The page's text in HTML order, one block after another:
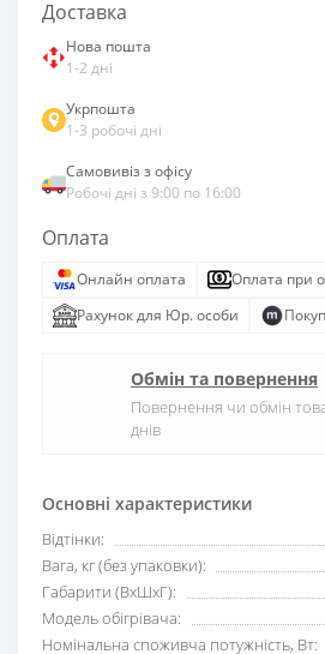
Основні характеристики
Відтінки:
Вага, кг (без упаковки):
Габарити (ВхШхГ):
Модель обігрівача:
Номінальна споживча потужність, Вт:
Доставка
Нова пошта
1-2 дні
Укрпошта
1-3 робочі дні
Самовивіз з офісу
Робочі дні з 9:00 по 16:00
Оплата
Онлайн оплата
Оплата при
Рахунок для Юр. особи
Обмін та повернення
Повернення чи обмін
днів